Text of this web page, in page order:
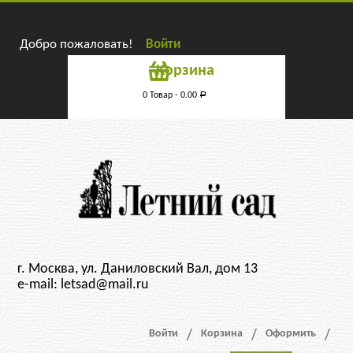
Добро пожаловать! Войти
Корзина
0 Товар - 0.00 Р
г. Москва, ул. Даниловский Вал, дом 13
e-mail: letsad@mail.ru
Войти Корзина Оформить